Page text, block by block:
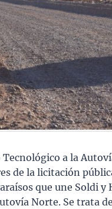
Tecnológico a la
de la licitación
que une Soldi
Norte. Se trata